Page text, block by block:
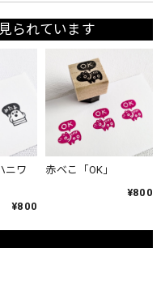
られています
ニワ
¥800
赤べこ「OK」
¥800